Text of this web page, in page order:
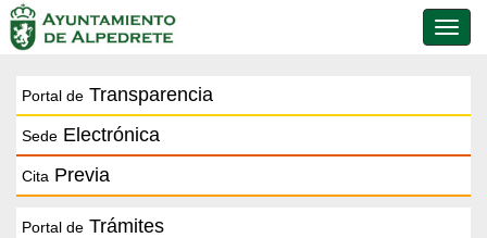
de
Portal de Transparencia
Sede Electrónica
Cita Previa
Portal de Trámites